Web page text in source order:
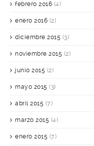
febrero 2016 (4)
enero 2016 (2)
diciembre 2015 (3)
noviembre 2015 (2)
junio 2015 (2)
mayo 2015 (3)
abril 2015 (7)
marzo 2015 (4)
enero 2015 (7)